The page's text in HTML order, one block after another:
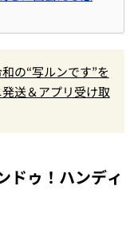
の“写ルンです”を
送＆アプリ受け取
ドゥ！ハンディ